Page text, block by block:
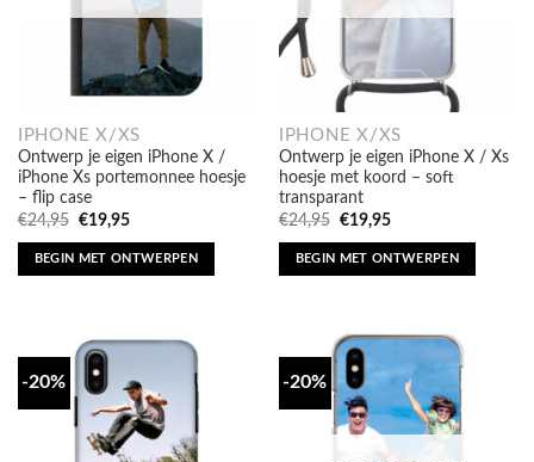
IPHONE X/XS
Ontwerp je eigen iPhone X /
iPhone Xs portemonnee hoesje
– flip case
€24,95 Oorspronkelijke
was:
€24,95.
€19,95Huidige
is:
€19,95.
BEGIN MET ONTWERPEN
IPHONE X/XS
Ontwerp je eigen iPhone X / Xs
hoesje met koord – soft
transparant
€24,95 Oorspronkelijke
was:
€24,95.
€19,95Huidige
is:
€19,95.
BEGIN MET ONTWERPEN
-20% -20%